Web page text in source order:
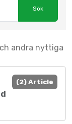
andra nyttiga
(2) Article